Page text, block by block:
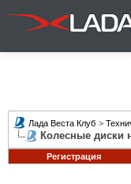
Лада Веста Клуб >
Колесные диски
Регистрация